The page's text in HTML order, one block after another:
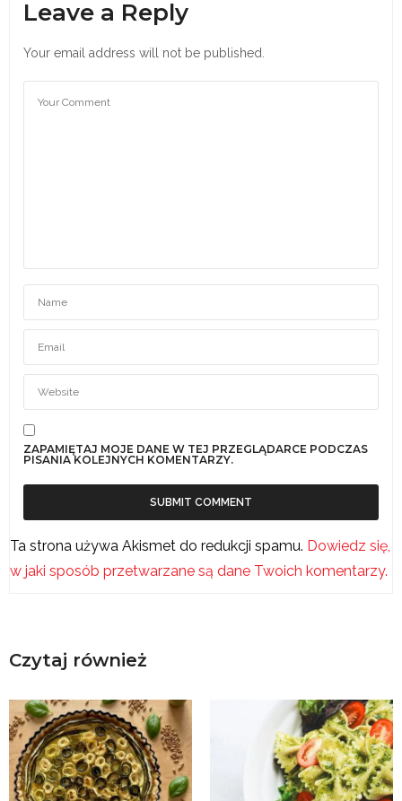
Leave a Reply
Your email address will not be published.
ZAPAMIĘTAJ MOJE DANE W TEJ PRZEGLĄDARCE PODCZAS
PISANIA KOLEJNYCH KOMENTARZY.
Ta strona używa Akismet do redukcji spamu. Dowiedz się,
w jaki sposób przetwarzane są dane Twoich komentarzy.
Czytaj również